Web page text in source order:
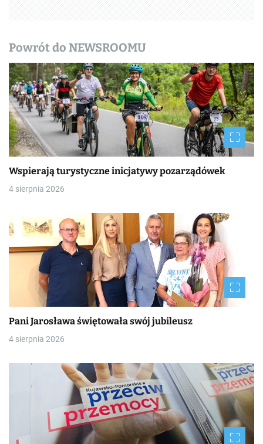
s
y
Powrót do NEWSROOMU
Wspierają turystyczne inicjatywy pozarządówek
4 sierpnia 2026
Pani Jarosława świętowała swój jubileusz
4 sierpnia 2026